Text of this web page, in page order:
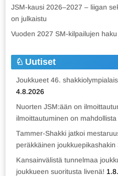
JSM-kausi 2026–2027 – liigan
on julkaistu
Vuoden 2027 SM-kilpailujen
Uutiset
Joukkueet 46.
4.8.2026
Nuorten JSM:ään on
ilmoittautuminen on
Tammer-Shakki jatkoi
peräkkäinen joukkuepikashakin
Kansainvälistä tunnelmaa
joukkueen suoritusta livenä!